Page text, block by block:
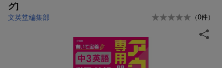
グ]
文英堂編集部 （0件）